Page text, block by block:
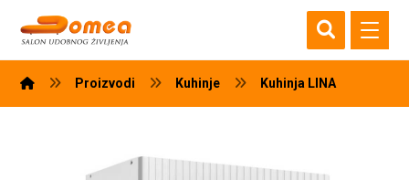
Proizvodi Kuhinje Kuhinja LINA